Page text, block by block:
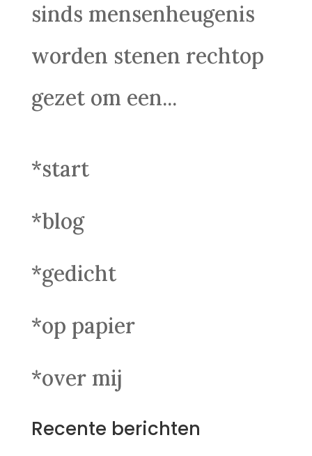
sinds mensenheugenis
worden stenen rechtop
gezet om een...
*start
*blog
*gedicht
*op papier
*over mij
Recente berichten